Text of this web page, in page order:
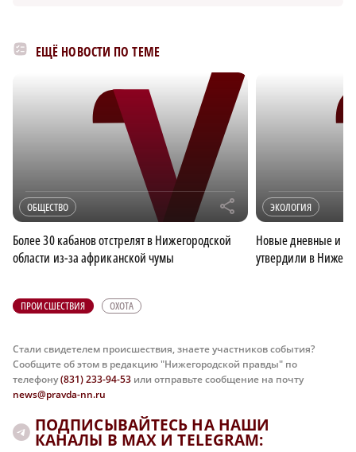
ЕЩЁ НОВОСТИ ПО ТЕМЕ
ОБЩЕСТВО r
Более 30 кабанов отстрелят в Нижегородской
области из-за африканской чумы
ЭКОЛОГИЯ
Новые дневные и
утвердили в
ПРОИСШЕСТВИЯ ОХОТА
Стали свидетелем происшествия, знаете участников события?
Сообщите об этом в редакцию "Нижегородской правды" по
телефону(831) 233-94-53 или отправьте сообщение на почту
news@pravda-nn.ru
ПОДПИСЫВАЙТЕСЬ НА НАШИ
КАНАЛЫ В MAX И TELEGRAM: